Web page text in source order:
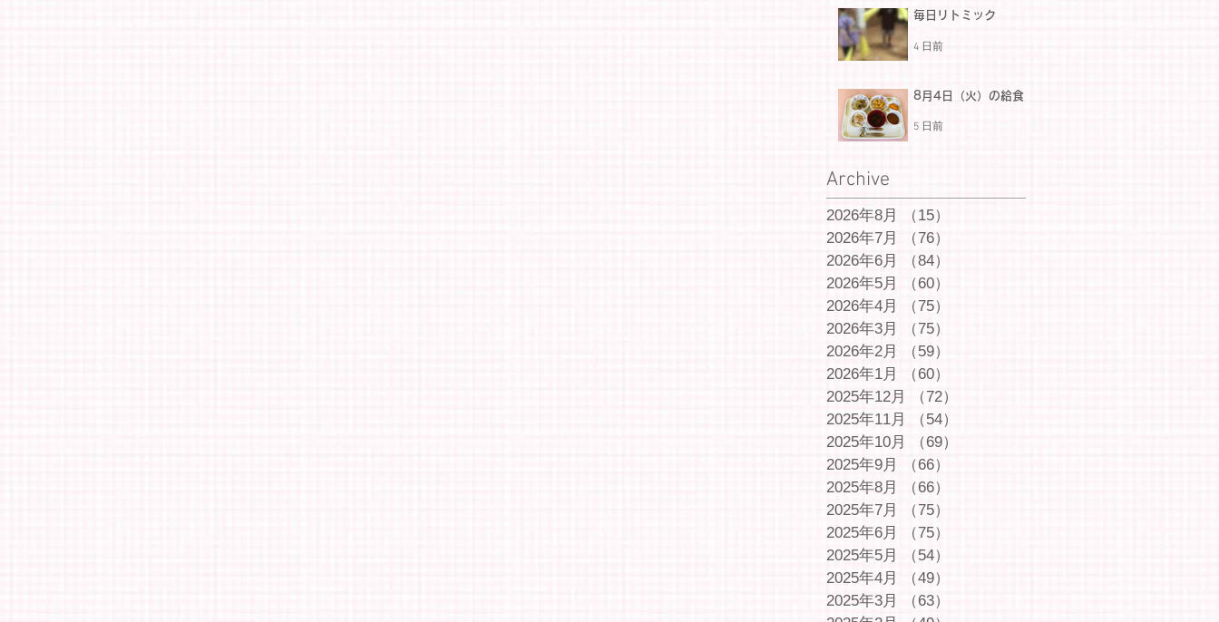
毎日リトミック
4 日前
8月4日（火）の給食
5 日前
Archive
2026年8月 （15）
2026年7月
（76）
2026年6月
（84）
2026年5月
（60）
2026年4月
（75）
2026年3月
（75）
2026年2月
（59）
2026年1月
（60）
2025年12月
（72）
2025年11月
（54）
2025年10月
（69）
2025年9月
（66）
2025年8月
（66）
2025年7月
（75）
2025年6月
（75）
2025年5月
（54）
2025年4月
（49）
2025年3月
（63）